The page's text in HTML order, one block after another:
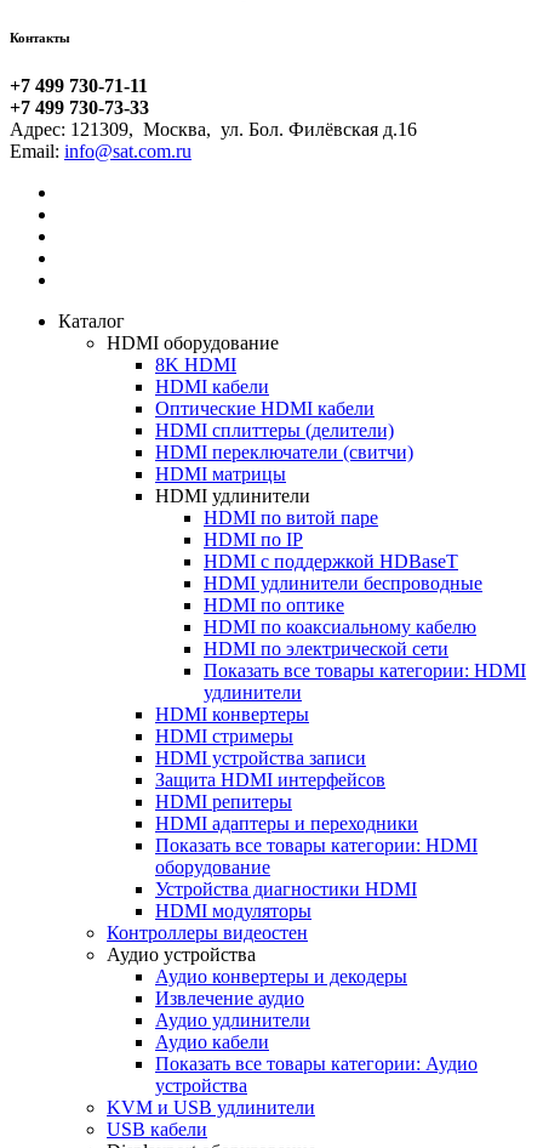
Контакты
+7 499 730-71-11
+7 499 730-73-33
Адрес: 121309, Москва, ул. Бол. Филёвская д.16
Email:
Каталог
HDMI оборудование
8K HDMI
HDMI кабели
Оптические HDMI кабели
HDMI сплиттеры (делители)
HDMI переключатели (свитчи)
HDMI матрицы
HDMI удлинители
HDMI по витой паре
HDMI по IP
HDMI с поддержкой HDBaseT
HDMI удлинители беспроводные
HDMI по оптике
HDMI по коаксиальному кабелю
HDMI по электрической сети
Показать все товары категории: HDMI
удлинители
HDMI конвертеры
HDMI стримеры
HDMI устройства записи
Защита HDMI интерфейсов
HDMI репитеры
HDMI адаптеры и переходники
Показать все товары категории: HDMI
оборудование
Устройства диагностики HDMI
HDMI модуляторы
Контроллеры видеостен
Аудио устройства
Аудио конвертеры и декодеры
Извлечение аудио
Аудио удлинители
Аудио кабели
Показать все товары категории: Аудио
устройства
KVM и USB удлинители
USB кабели